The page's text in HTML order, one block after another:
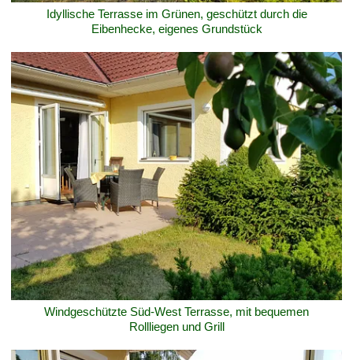
Idyllische Terrasse im Grünen, geschützt durch die
Eibenhecke, eigenes Grundstück
Windgeschützte Süd-West Terrasse, mit bequemen
Rollliegen und Grill